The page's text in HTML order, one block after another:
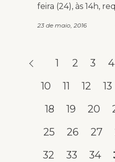
feira (24), às 14h,
23 de maio, 2016
1 2 3 4
10
11 12 13
18
19 20
25
26 27
32
33 34